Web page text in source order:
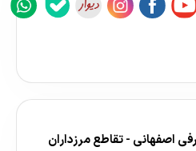
اصفهانی - تقاطع مرزداران